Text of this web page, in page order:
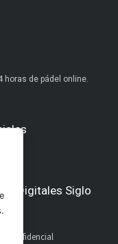
horas de pádel online.
Digitales Siglo